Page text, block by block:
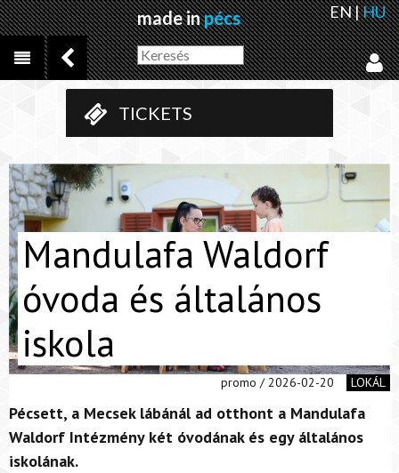
made inpécs EN|HU
TICKETS
Mandulafa Waldorf
óvoda és általános
iskola
promo / 2026-02-20 LOKÁL
Pécsett, a Mecsek lábánál ad otthont a Mandulafa
Waldorf Intézmény két óvodának és egy általános
iskolának.